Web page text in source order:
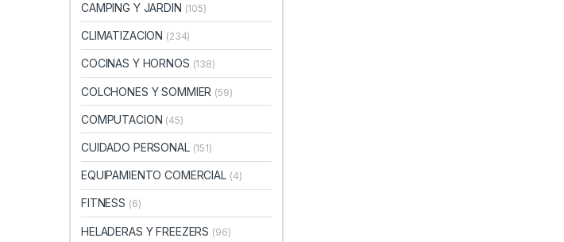
CAMPING Y JARDIN (105)
CLIMATIZACION (234)
COCINAS Y HORNOS (138)
COLCHONES Y SOMMIER (59)
COMPUTACION (45)
CUIDADO PERSONAL (151)
EQUIPAMIENTO COMERCIAL (4)
FITNESS (6)
HELADERAS Y FREEZERS (96)